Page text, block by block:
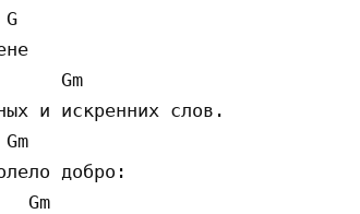
Gm
и искpенних слов.
Gm
добpо:
Gm